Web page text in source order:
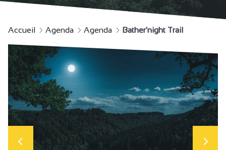
Accueil Agenda Agenda Bather'night Trail